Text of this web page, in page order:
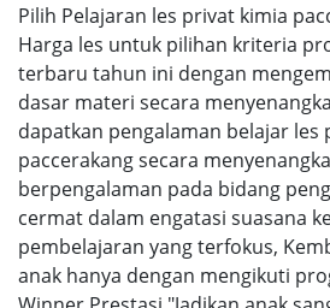
Pilih Pelajaran les privat kimia
Harga les untuk pilihan kriteria
terbaru tahun ini dengan
dasar materi secara
dapatkan pengalaman belajar les
paccerakang secara
berpengalaman pada bidang
cermat dalam engatasi suasana
pembelajaran yang terfokus,
anak hanya dengan mengikuti